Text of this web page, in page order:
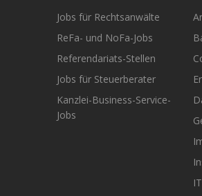
Jobs für Rechtsanwälte
ReFa- und NoFa-Jobs
Referendariats-Stellen
Jobs für Steuerberater
Kanzlei-Business-Service-
Jobs